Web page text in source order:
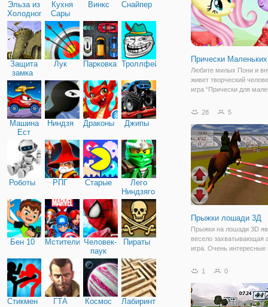
Эльза из
Холодного
сердца
Кухня
Сары
Винкс Снайпер
Защита
замка
Лук Парковка Троллфейс
Машина
Ест
Машину
Ниндзя Драконы Джипы
Роботы РПГ Старые
Лего
Ниндзяго
Бен 10 Мстители Человек-
паук
Пираты
Стикмен ГТА Космос Лабиринты
Прически
Любите милых Пони и
живет творческий
игра “Прически для
Милая Белла собралась
средней школы
необходимо
28 5
Прыжки лошади 3Д
Прыжки на лошади 3D
весело захватывающая
игра. Очень интересные
препятствия, чтобы
если вы попали любые
препятствия вы
1 0